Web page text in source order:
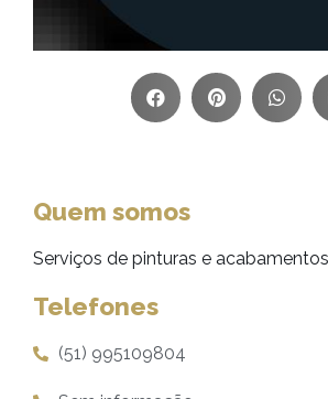
Quem somos
Serviços de pinturas e
Telefones
(51) 995109804